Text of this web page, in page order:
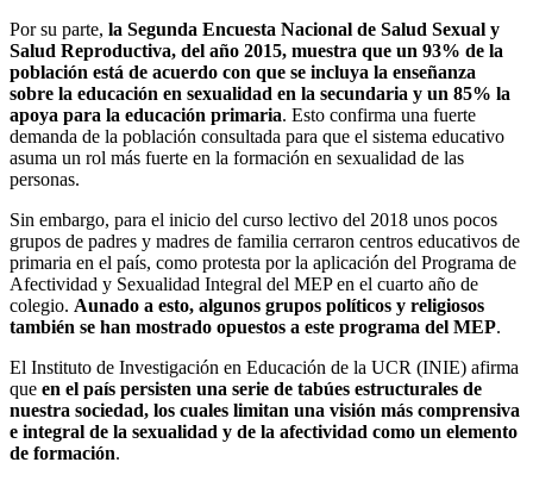
Por su parte, la Segunda Encuesta Nacional de Salud Sexual y
Salud Reproductiva, del año 2015, muestra que un 93% de la
población está de acuerdo con que se incluya la enseñanza
sobre la educación en sexualidad en la secundaria y un 85% la
apoya para la educación primaria. Esto confirma una fuerte
demanda de la población consultada para que el sistema educativo
asuma un rol más fuerte en la formación en sexualidad de las
personas.
Sin embargo, para el inicio del curso lectivo del 2018 unos pocos
grupos de padres y madres de familia cerraron centros educativos de
primaria en el país, como protesta por la aplicación del Programa de
Afectividad y Sexualidad Integral del MEP en el cuarto año de
colegio. Aunado a esto, algunos grupos políticos y religiosos
también se han mostrado opuestos a este programa del MEP.
El Instituto de Investigación en Educación de la UCR (INIE) afirma
que en el país persisten una serie de tabúes estructurales de
nuestra sociedad, los cuales limitan una visión más comprensiva
e integral de la sexualidad y de la afectividad como un elemento
de formación.